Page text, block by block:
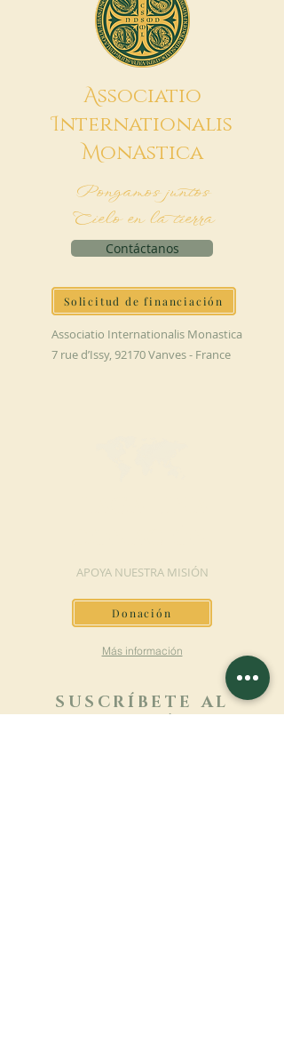
Associatio
Internationalis
MonAstica
Pongamos juntos
Cielo en la tierra
Contáctanos
Solicitud de financiación
Associatio Internationalis Monastica
7 rue d’Issy, 92170 Vanves - France
APOYA NUESTRA MISIÓN
Donación
Más información
SUSCRÍBETE AL